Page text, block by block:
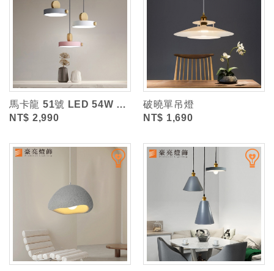
馬卡龍 51號 LED 54W 圓盤 3 吊燈 (三色光)
NT$ 2,990
破曉單吊燈
NT$ 1,690